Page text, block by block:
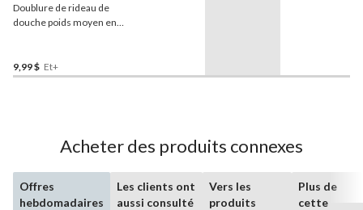
Doublure de rideau de
douche poids moyen en
9,99 $ Et+
Acheter des produits connexes
Offres
hebdomadaires
Les clients ont
aussi consulté
Vers les
produits
Plus de
cette